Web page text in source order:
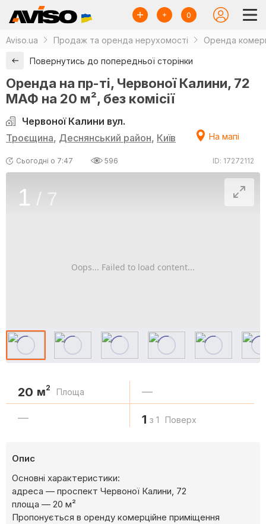
0
Aviso.ua Продаж та оренда нерухомості Оренда
Повернутись до попередньої сторінки
Оренда на пр-ті, Червоної Калини, 72
МАФ на 20 м², без комісії
Червоної Калини вул.
Троєщина, Деснянський район, Київ На мапі
Сьогодні о 7:47 596 ID: 17272112
Oops... Failed to load content...
1 / 7
20 м2 Площа —
— 1 з 1 Поверх
Опис
Основні характеристики:
адреса — проспект Червоної Калини, 72
площа — 20 м²
Пропонується в оренду комерційне приміщення